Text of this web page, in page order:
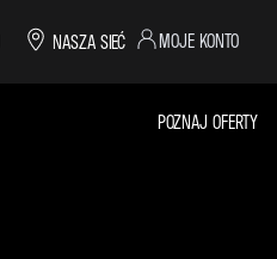
NASZA SIEĆ MOJE KONTO
POZNAJ OFERTY